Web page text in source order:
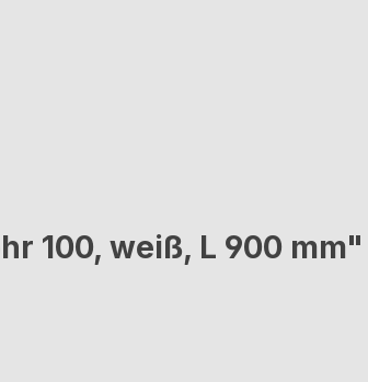
100, weiß, L 900 mm"